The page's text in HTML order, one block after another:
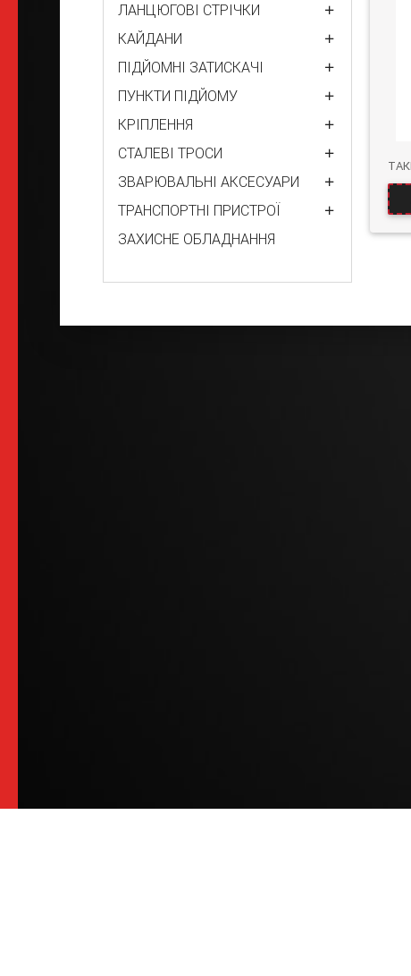
ЛАНЦЮГОВІ СТРІЧКИ
КАЙДАНИ
ПІДЙОМНІ ЗАТИСКАЧІ
ПУНКТИ ПІДЙОМУ
КРІПЛЕННЯ
СТАЛЕВІ ТРОСИ
ЗВАРЮВАЛЬНІ АКСЕСУАРИ
ТРАНСПОРТНІ ПРИСТРОЇ
ЗАХИСНЕ ОБЛАДНАННЯ